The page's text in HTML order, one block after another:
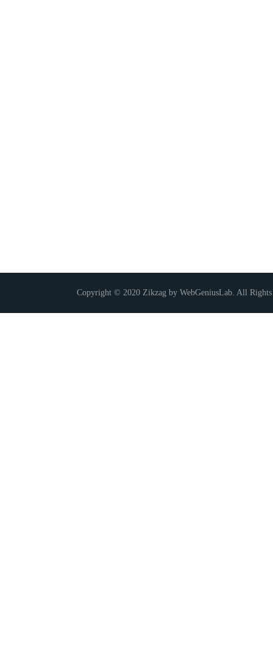
Copyright © 2020 Zikzag by WebGeniusLab. All Rights